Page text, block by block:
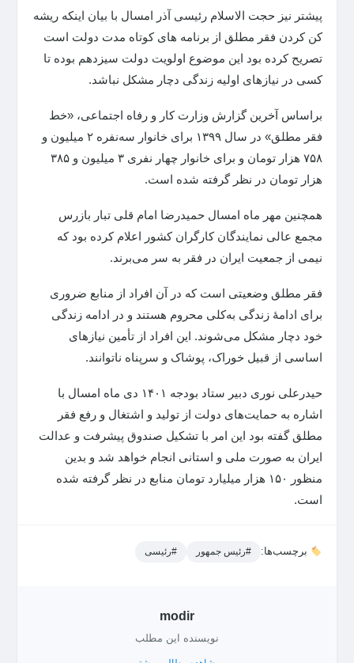
پیشتر نیز حجت الاسلام رئیسی آذر امسال با بیان اینکه ریشه
کن کردن فقر مطلق از برنامه های کوتاه مدت دولت است
تصریح کرده بود این موضوع اولویت دولت سیزدهم بوده تا
کسی در نیازهای اولیه زندگی دچار مشکل نباشد.
براساس آخرین گزارش وزارت کار و رفاه اجتماعی، «خط
فقر مطلق» در سال ۱۳۹۹ برای خانوار سه‌نفره ۲ میلیون و
۷۵۸ هزار تومان و برای خانوار چهار نفری ۳ میلیون و ۳۸۵
هزار تومان در نظر گرفته شده است.
همچنین مهر ماه امسال حمیدرضا امام قلی تبار بازرس
مجمع عالی نمایندگان کارگران کشور اعلام کرده بود که
نیمی از جمعیت ایران در فقر به سر می‌برند.
فقر مطلق وضعیتی است که در آن افراد از منابع ضروری
برای ادامهٔ زندگی به‌کلی محروم هستند و در ادامه زندگی
خود دچار مشکل می‌شوند. این افراد از تأمین نیازهای
اساسی از قبیل خوراک، پوشاک و سرپناه ناتوانند.
حیدرعلی نوری دبیر ستاد بودجه ۱۴۰۱ دی ماه امسال با
اشاره به حمایت‌های دولت از تولید و اشتغال و رفع فقر
مطلق گفته بود این امر با تشکیل صندوق پیشرفت و عدالت
ایران به صورت ملی و استانی انجام خواهد شد و بدین
منظور ۱۵۰ هزار میلیارد تومان منابع در نظر گرفته شده
است.
برچسب‌ها: #رئیس جمهور #رئیسی
modir
نویسنده این مطلب